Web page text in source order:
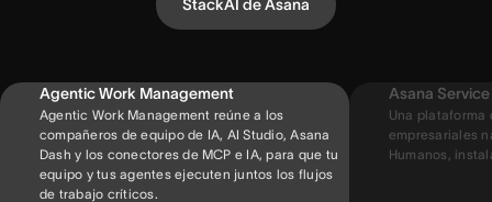
StackAI de Asana
Agentic Work Management
Agentic Work Management reúne a los
compañeros de equipo de IA, AI Studio, Asana
Dash y los conectores de MCP e IA, para que tu
equipo y tus agentes ejecuten juntos los flujos
de trabajo críticos.
Asana
Una plataforma
empresariales
Humanos,